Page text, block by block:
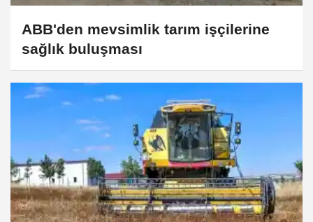
ABB'den mevsimlik tarım işçilerine
sağlık buluşması